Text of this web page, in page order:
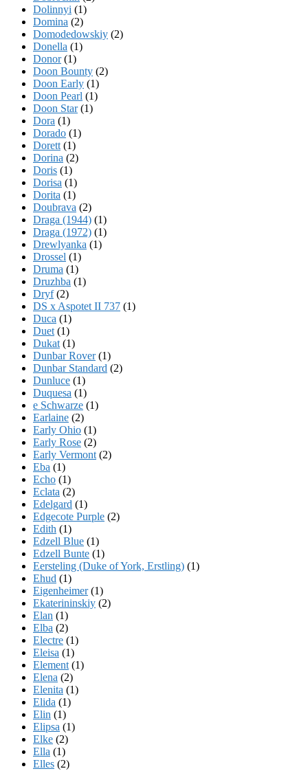
Dolinnyi (1)
Domina (2)
Domodedowskiy (2)
Donella (1)
Donor(1)
Doon Bounty (2)
Doon Early (1)
Doon Pearl (1)
Doon Star(1)
Dora (1)
Dorado (1)
Dorett (1)
Dorina (2)
Doris (1)
Dorisa (1)
Dorita (1)
Doubrava (2)
Draga (1944) (1)
Draga (1972) (1)
Drewlyanka (1)
Drossel (1)
Druma (1)
Druzhba (1)
Dryf(2)
DS x Aspotet II 737 (1)
Duca (1)
Duet (1)
Dukat (1)
Dunbar Rover(1)
Dunbar Standard (2)
Dunluce (1)
Duquesa (1)
e Schwarze (1)
Earlaine (2)
Early Ohio (1)
Early Rose (2)
Early Vermont (2)
Eba (1)
Echo (1)
Eclata (2)
Edelgard (1)
Edgecote Purple (2)
Edith (1)
Edzell Blue (1)
Edzell Bunte (1)
Eersteling (Duke of York, Erstling) (1)
Ehud (1)
Eigenheimer(1)
Ekaterininskiy (2)
Elan (1)
Elba (2)
Electre (1)
Eleisa (1)
Element (1)
Elena (2)
Elenita (1)
Elida (1)
Elin (1)
Elipsa (1)
Elke (2)
Ella (1)
Elles (2)